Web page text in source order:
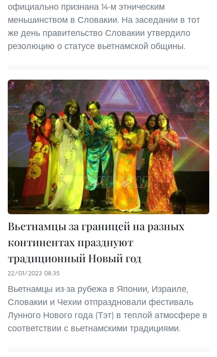
официально признана 14-м этническим
меньшинством в Словакии. На заседании в тот
же день правительство Словакии утвердило
резолюцию о статусе вьетнамской общины.
Вьетнамцы за границей на разных
континентах празднуют
традиционный Новый год
22/01/2023 08:35
Вьетнамцы из-за рубежа в Японии, Израиле,
Словакии и Чехии отпраздновали фестиваль
Лунного Нового года (Тэт) в теплой атмосфере в
соответствии с вьетнамскими традициями.